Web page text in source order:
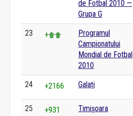
de Fotbal 2010 —
Grupa G
23 +
Programul
Campionatului
Mondial de Fotbal
2010
24 +2166 Galați
25 +931 Timișoara